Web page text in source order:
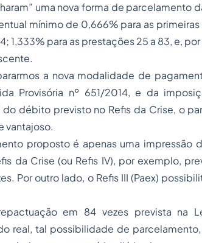
uma nova forma de parcelamento
mínimo de 0,666% para as primeiras
1,333% para as prestações 25 a 83, e,
a nova modalidade de
Provisória nº 651/2014, e da
débito previsto no Refis da Crise, o
vantajoso.
proposto é apenas uma impressão
da Crise (ou Refis IV), por exemplo,
Por outro lado, o Refis III (Paex)
em 84 vezes prevista na
real, tal possibilidade de